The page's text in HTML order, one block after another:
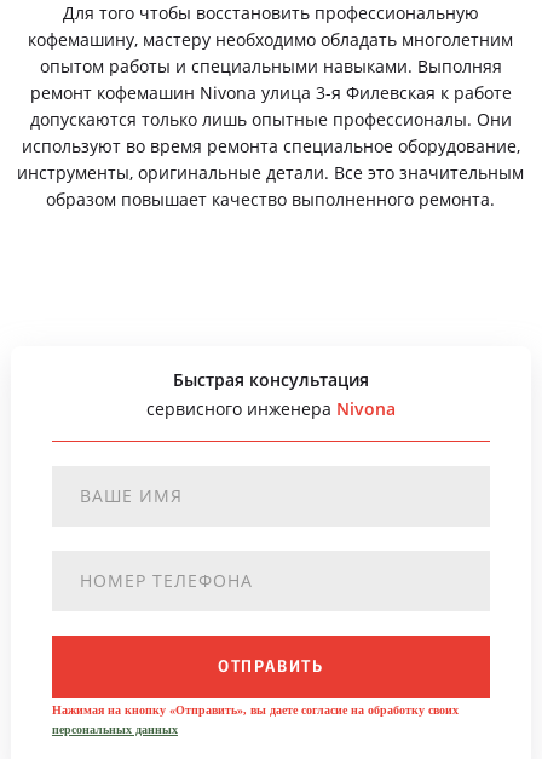
Для того чтобы восстановить профессиональную
кофемашину, мастеру необходимо обладать многолетним
опытом работы и специальными навыками. Выполняя
ремонт кофемашин Nivona улица 3-я Филевская к работе
допускаются только лишь опытные профессионалы. Они
используют во время ремонта специальное оборудование,
инструменты, оригинальные детали. Все это значительным
образом повышает качество выполненного ремонта.
Быстрая консультация
сервисного инженера Nivona
ОТПРАВИТЬ
Нажимая на кнопку «Отправить», вы даете согласие на обработку своих
персональных данных